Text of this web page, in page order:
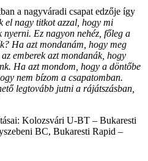
a nagyváradi csapat edzője így
el nagy titkot azzal, hogy mi
Ez nagyon nehéz, főleg a
Ha azt mondanám, hogy meg
emberek azt mondanák, hogy
Ha azt mondom, hogy a döntőbe
nem bízom a csapatomban.
legtovább jutni a rájátszásban,
Kolozsvári U-BT – Bukaresti
BC, Bukaresti Rapid –